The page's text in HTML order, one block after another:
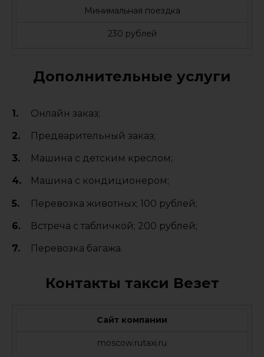
Минимальная поездка
230 рублей
Дополнительные услуги
Онлайн заказ;
Предварительный заказ;
Машина с детским креслом;
Машина с кондиционером;
Перевозка животных; 100 рублей;
Встреча с табличкой; 200 рублей;
Перевозка багажа.
Контакты такси Везет
Сайт компании
moscow.rutaxi.ru